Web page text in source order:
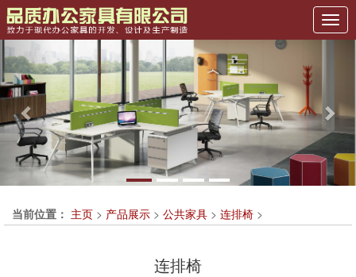
Previous
当前位置： 主页 > 产品展示 > 公共家具 > 连排椅 >
连排椅